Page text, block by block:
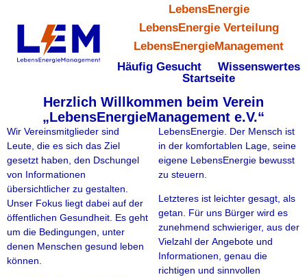
LebensEnergie
LebensEnergie Verteilung
LebensEnergieManagement
Häufig Gesucht
Wissenswertes
Startseite
Herzlich Willkommen beim Verein
„LebensEnergieManagement e.V.“
Wir Vereinsmitglieder sind
Leute, die es sich das Ziel
gesetzt haben, den Dschungel
von Informationen
übersichtlicher zu gestalten.
Unser Fokus liegt dabei auf der
öffentlichen Gesundheit. Es geht
um die Bedingungen, unter
denen Menschen gesund leben
können.
LebensEnergie. Der Mensch ist
in der komfortablen Lage, seine
eigene LebensEnergie bewusst
zu steuern.
Letzteres ist leichter gesagt, als
getan. Für uns Bürger wird es
zunehmend schwieriger, aus der
Vielzahl der Angebote und
Informationen, genau die
richtigen und sinnvollen